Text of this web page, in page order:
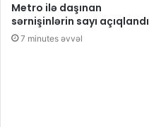
Metro ilə daşınan
sərnişinlərin sayı açıqlandı
7 minutes əvvəl